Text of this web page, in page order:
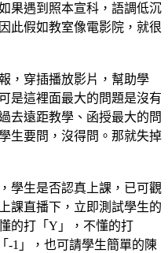
果遇到照本宣科，語調低沉
此假如教室像電影院，就很
，穿插播放影片，幫助學
是這裡面最大的問題是沒有
去遠距教學、函授最大的問
生要問，沒得問。那就失掉
學生是否認真上課，已可觀
課直播下，立即測試學生的
的打「Y」，不懂的打
-1」，也可請學生簡單的陳